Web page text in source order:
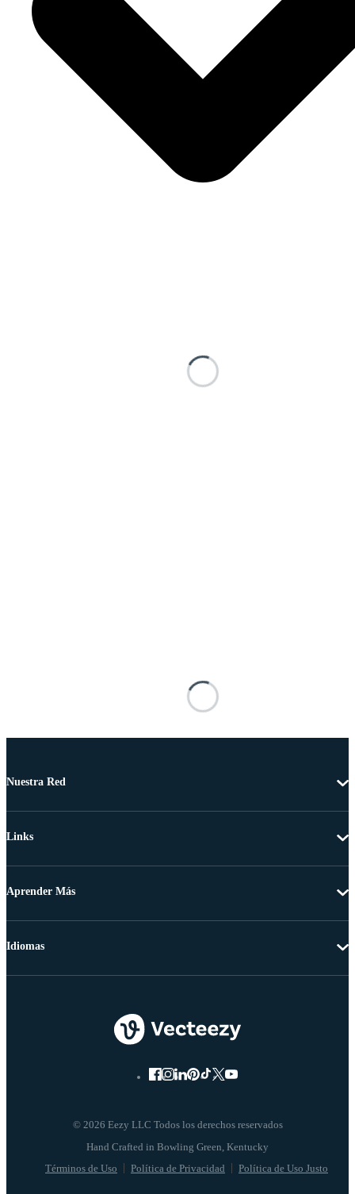
Nuestra Red
Links
Aprender Más
© 2026 Eezy LLC Todos los derechos reservados
Términos de Uso Política de Privacidad Política de Uso Justo
Idiomas